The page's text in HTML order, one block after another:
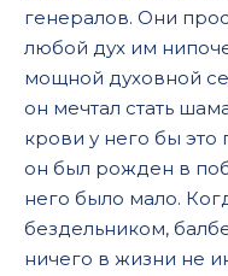
генералов. Они
любой дух им
мощной духовной
он мечтал стать
крови у него бы
он был рожден в
него было мало.
бездельником,
ничего в жизни не